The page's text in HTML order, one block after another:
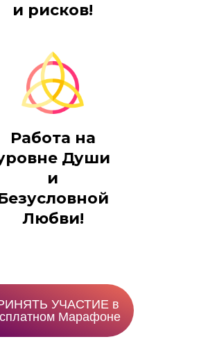
и рисков!
Работа на
Души
и
Любви!
УЧАСТИЕ в
Марафоне